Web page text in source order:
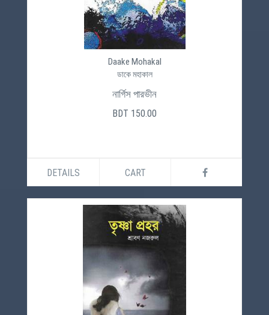
Daake Mohakal
ডাকে মহাকাল
নার্গিস পারভীন
BDT 150.00
DETAILS CART